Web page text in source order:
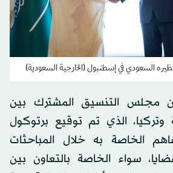
السعودي في إسطنبول (الخارجية السعودية)
مجلس التنسيق المشترك بين
الذي تم توقيع برتوكول
الخاصة به خلال المباحثات
سواء الخاصة بالتعاون بين